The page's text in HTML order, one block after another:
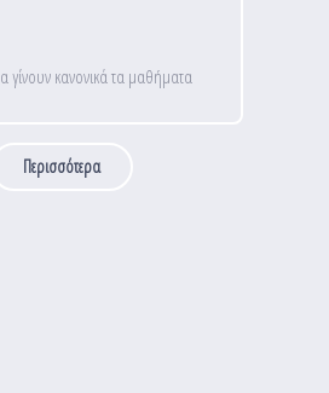
γίνουν κανονικά τα μαθήματα
Περισσότερα